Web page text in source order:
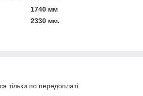
1740 мм
2330 мм.
тільки по передоплаті.